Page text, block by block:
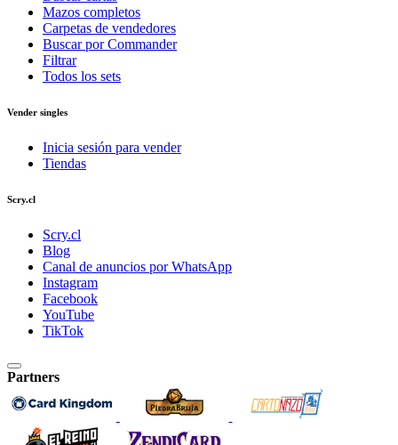
Mazos completos
Carpetas de vendedores
Buscar por Commander
Filtrar
Todos los sets
Vender singles
Inicia sesión para vender
Tiendas
Scry.cl
Scry.cl
Blog
Canal de anuncios por WhatsApp
Instagram
Facebook
YouTube
TikTok
Partners